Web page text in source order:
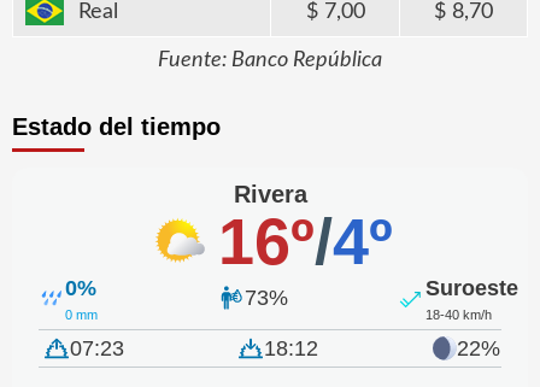
Real 7,00 8,70
Fuente: Banco República
Estado del tiempo
Rivera
16º/4º
0%
0 mm
73% Suroeste
18-40 km/h
07:23 18:12 22%